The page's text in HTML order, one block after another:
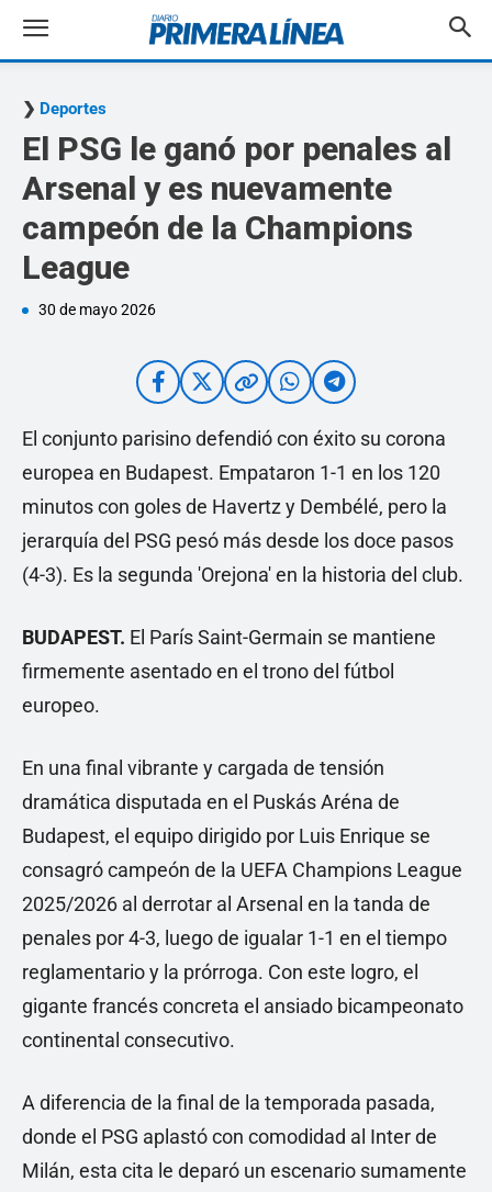
Deportes
El PSG le ganó por penales al
Arsenal y es nuevamente
campeón de la Champions
League
30 de mayo 2026
El conjunto parisino defendió con éxito su corona
europea en Budapest. Empataron 1-1 en los 120
minutos con goles de Havertz y Dembélé, pero la
jerarquía del PSG pesó más desde los doce pasos
(4-3). Es la segunda 'Orejona' en la historia del club.
BUDAPEST. El París Saint-Germain se mantiene
firmemente asentado en el trono del fútbol
europeo.
En una final vibrante y cargada de tensión
dramática disputada en el Puskás Aréna de
Budapest, el equipo dirigido por Luis Enrique se
consagró campeón de la UEFA Champions League
2025/2026 al derrotar al Arsenal en la tanda de
penales por 4-3, luego de igualar 1-1 en el tiempo
reglamentario y la prórroga. Con este logro, el
gigante francés concreta el ansiado bicampeonato
continental consecutivo.
A diferencia de la final de la temporada pasada,
donde el PSG aplastó con comodidad al Inter de
Milán, esta cita le deparó un escenario sumamente